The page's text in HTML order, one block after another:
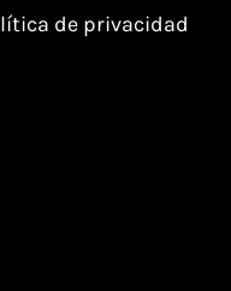
de privacidad